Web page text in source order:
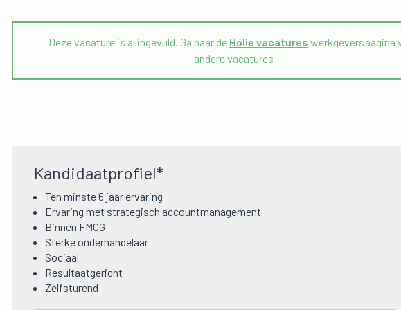
Deze vacature is al ingevuld. Ga naar de Holie vacatures werkgeverspagina
andere vacatures
Kandidaatprofiel*
Ten minste 6 jaar ervaring
Ervaring met strategisch accountmanagement
Binnen FMCG
Sterke onderhandelaar
Sociaal
Resultaatgericht
Zelfsturend